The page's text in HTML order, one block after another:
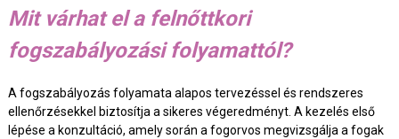
Mit várhat el a felnőttkori
fogszabályozási folyamattól?
A fogszabályozás folyamata alapos tervezéssel és rendszeres
ellenőrzésekkel biztosítja a sikeres végeredményt. A kezelés első
lépése a konzultáció, amely során a fogorvos megvizsgálja a fogak